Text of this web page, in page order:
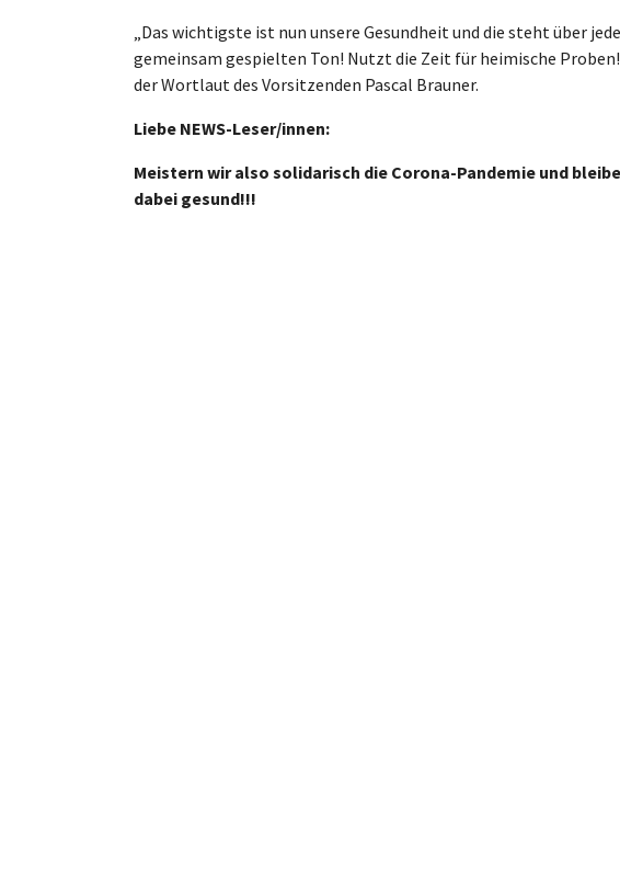
„Das wichtigste ist nun unsere Gesundheit und die steht über
gemeinsam gespielten Ton! Nutzt die Zeit für heimische
der Wortlaut des Vorsitzenden Pascal Brauner.
Liebe NEWS-Leser/innen:
Meistern wir also solidarisch die Corona-Pandemie und
dabei gesund!!!